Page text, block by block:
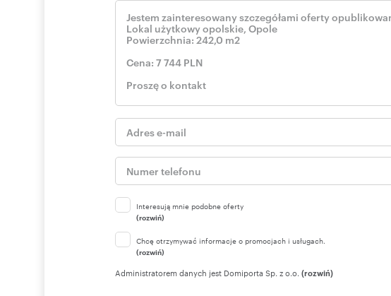
Interesują mnie podobne oferty
(rozwiń)
Chcę otrzymywać informacje o promocjach i usługach.
(rozwiń)
Administratorem danych jest Domiporta Sp. z o.o. (rozwiń)